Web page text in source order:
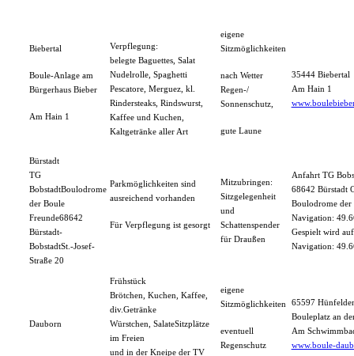
Biebertal
Boule-Anlage am
Bürgerhaus Bieber
Am Hain 1
Verpflegung:
belegte Baguettes, Salat
Nudelrolle, Spaghetti
Pescatore, Merguez, kl.
Rindersteaks, Rindswurst,
Kaffee und Kuchen,
Kaltgetränke aller Art
eigene
Sitzmöglichkeiten
nach Wetter
Regen-/
Sonnenschutz,
gute Laune
35444 Biebertal
Am Hain 1
Bürstadt
TG
BobstadtBoulodrome
der Boule
Freunde68642
Bürstadt-
BobstadtSt.-Josef-
Straße 20
Parkmöglichkeiten sind
ausreichend vorhanden
Für Verpflegung ist gesorgt
Mitzubringen:
Sitzgelegenheit
und
Schattenspender
für Draußen
Anfahrt TG
68642 Bürstadt
Boulodrome der
Navigation:
Gespielt wird
Navigation:
Dauborn
Frühstück
Brötchen, Kuchen, Kaffee,
div.Getränke
Würstchen, SalateSitzplätze
im Freien
und in der Kneipe der TV
eigene
Sitzmöglichkeiten
eventuell
Regenschutz
65597
Bouleplatz an
Am
www.boule-